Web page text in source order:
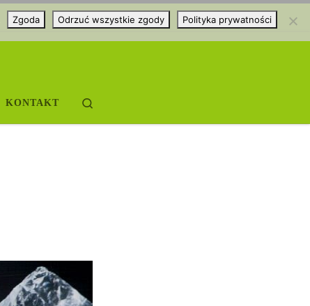
KONTAKT
Zgoda Odrzuć wszystkie zgody Polityka prywatności